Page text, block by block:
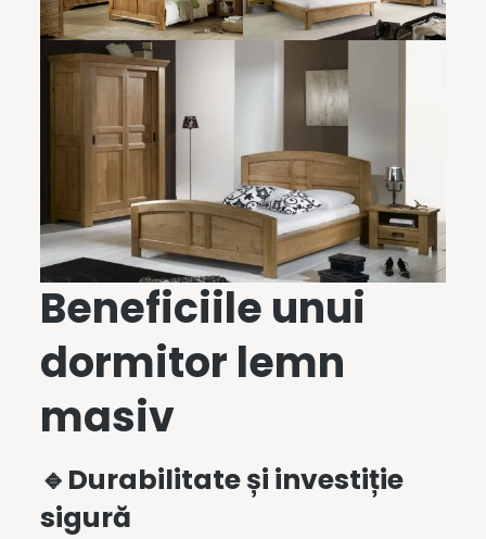
Beneficiile unui
dormitor lemn
masiv
🔹Durabilitate și investiție
sigură